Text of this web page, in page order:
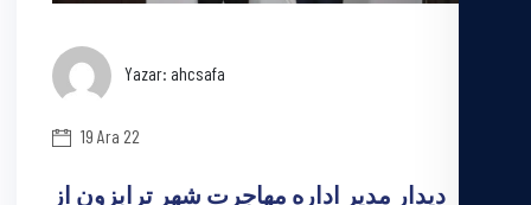
Yazar: ahcsafa
19 Ara 22
دیدار مدیر اداره مهاجرت شهر ترابزون از